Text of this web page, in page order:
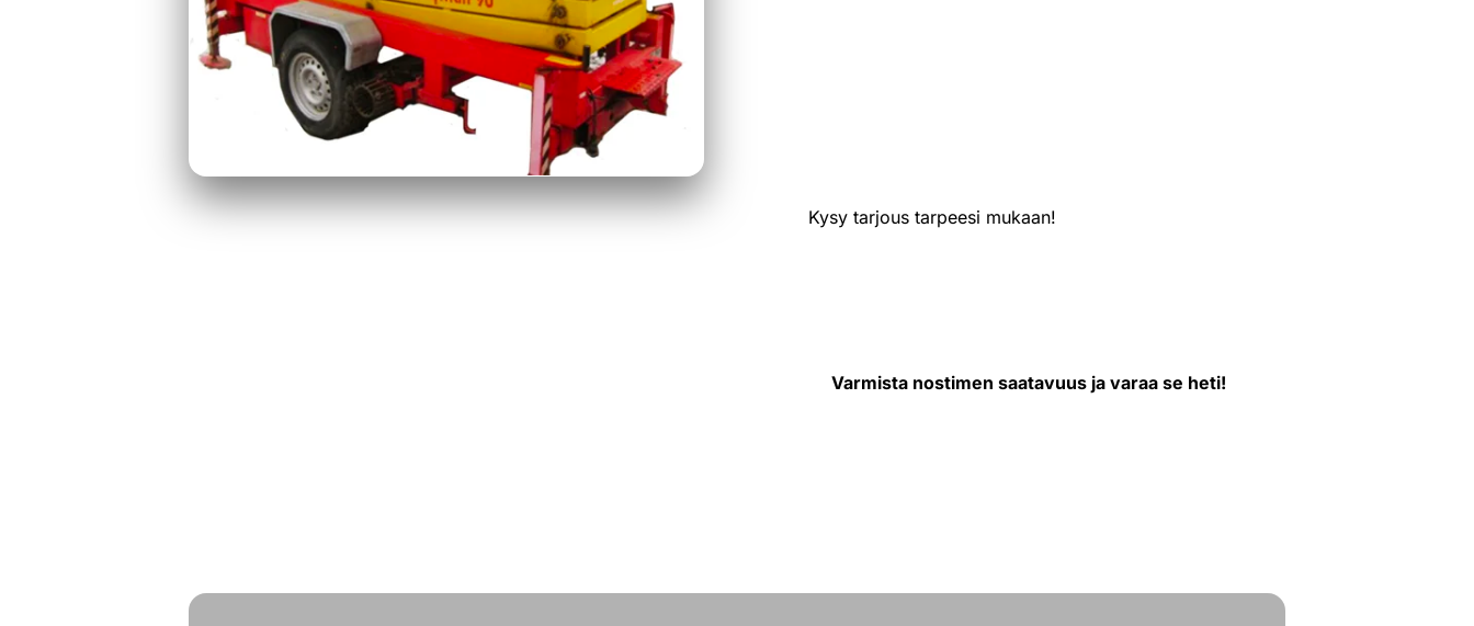
Kysy tarjous tarpeesi mukaan!
Varmista nostimen saatavuus ja varaa se heti!